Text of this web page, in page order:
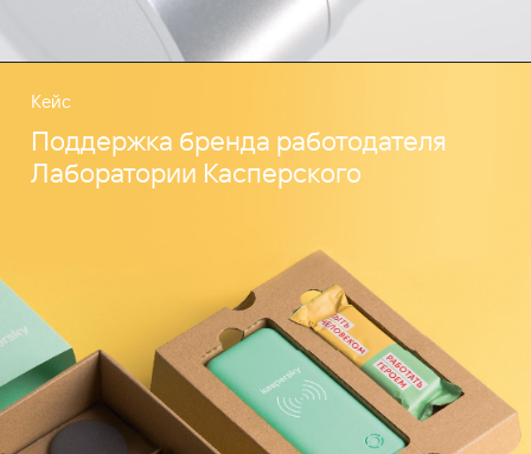
Кейс
Поддержка бренда работодателя
Лаборатории Касперского